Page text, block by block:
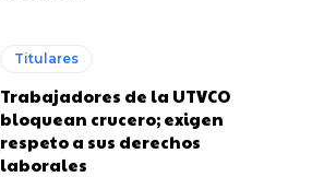
Titulares
Trabajadores de la UTVCO
bloquean crucero; exigen
respeto a sus derechos
laborales